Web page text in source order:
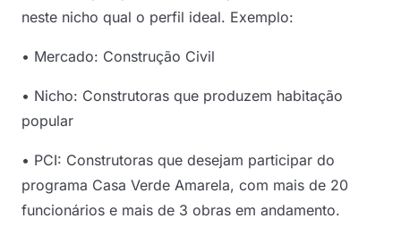
neste nicho qual o perfil ideal. Exemplo:
• Mercado: Construção Civil
• Nicho: Construtoras que produzem habitação
popular
• PCI: Construtoras que desejam participar do
programa Casa Verde Amarela, com mais de 20
funcionários e mais de 3 obras em andamento.